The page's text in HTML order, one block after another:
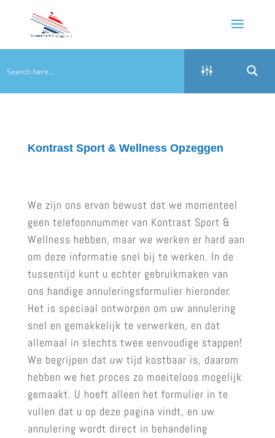
Kontrast Sport & Wellness Opzeggen
We zijn ons ervan bewust dat we momenteel
geen telefoonnummer van Kontrast Sport &
Wellness hebben, maar we werken er hard aan
om deze informatie snel bij te werken. In de
tussentijd kunt u echter gebruikmaken van
ons handige annuleringsformulier hieronder.
Het is speciaal ontworpen om uw annulering
snel en gemakkelijk te verwerken, en dat
allemaal in slechts twee eenvoudige stappen!
We begrijpen dat uw tijd kostbaar is, daarom
hebben we het proces zo moeiteloos mogelijk
gemaakt. U hoeft alleen het formulier in te
vullen dat u op deze pagina vindt, en uw
annulering wordt direct in behandeling